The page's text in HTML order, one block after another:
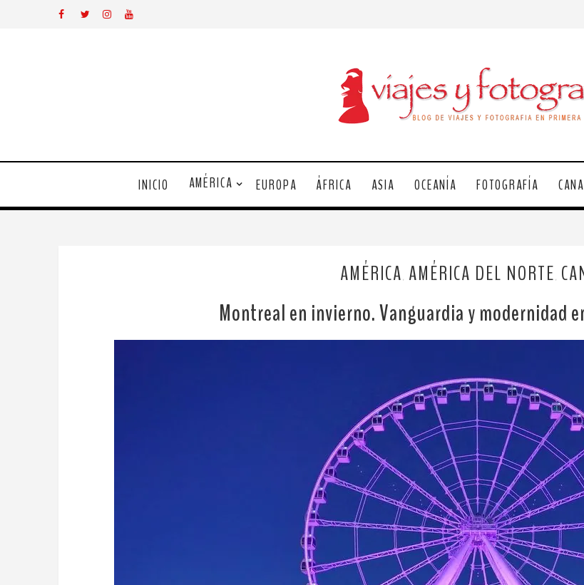
INICIO AMÉRICA EUROPA ÁFRICA ASIA OCEANÍA FOTOGRAFÍA
AMÉRICA AMÉRICA DEL NORTE
Montreal en invierno. Vanguardia y modernidad